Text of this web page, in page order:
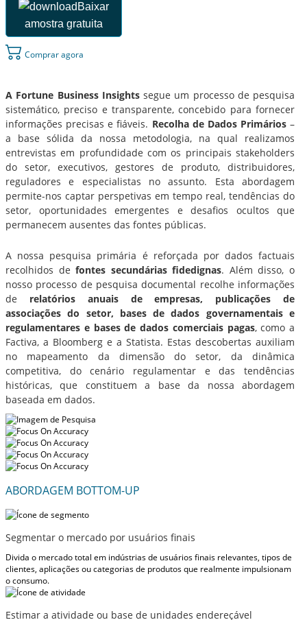
Baixar
amostra gratuita
Comprar agora
A Fortune Business Insightssegue um processo de pesquisa
sistemático, preciso e transparente, concebido para fornecer
informações precisas e fiáveis. Recolha de Dados Primários–
a base sólida da nossa metodologia, na qual realizamos
entrevistas em profundidade com os principais stakeholders
do setor, executivos, gestores de produto, distribuidores,
reguladores e especialistas no assunto. Esta abordagem
permite-nos captar perspetivas em tempo real, tendências do
setor, oportunidades emergentes e desafios ocultos que
permanecem ausentes das fontes públicas.
A nossa pesquisa primária é reforçada por dados factuais
recolhidos defontes secundárias fidedignas. Além disso, o
nosso processo de pesquisa documental recolhe informações
de relatórios anuais de empresas, publicações de
associações do setor, bases de dados governamentais e
regulamentares e bases de dados comerciais pagas, como a
Factiva, a Bloomberg e a Statista. Estas descobertas auxiliam
no mapeamento da dimensão do setor, da dinâmica
competitiva, do cenário regulamentar e das tendências
históricas, que constituem a base da nossa abordagem
baseada em dados.
ABORDAGEM BOTTOM-UP
Segmentar o mercado por usuários finais
Divida o mercado total em indústrias de usuários finais relevantes, tipos de
clientes, aplicações ou categorias de produtos que realmente impulsionam
o consumo.
Estimar a atividade ou base de unidades endereçável